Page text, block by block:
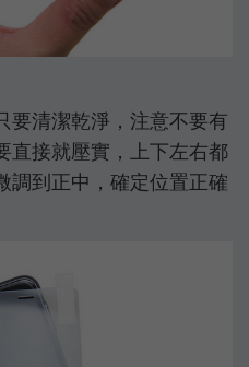
要清潔乾淨，注意不要有
直接就壓實，上下左右都
調到正中，確定位置正確